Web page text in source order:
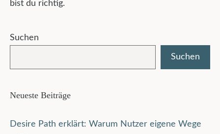
bist du richtig.
Suchen
Suchen
Neueste Beiträge
Desire Path erklärt: Warum Nutzer eigene Wege